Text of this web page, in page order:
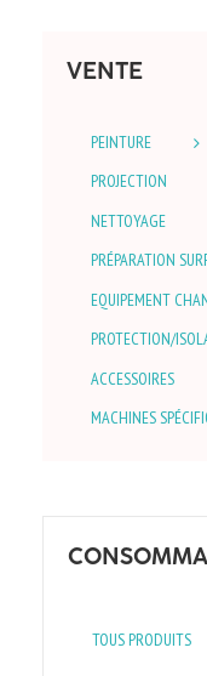
VENTE
PEINTURE
PROJECTION
NETTOYAGE
PRÉPARATION
EQUIPEMENT
PROTECTION/
ACCESSOIRES
MACHINES
TOUS PRODUITS